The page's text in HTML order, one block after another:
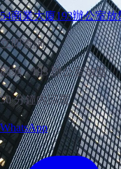
54商業大廈193辦公室放
立即查詢
觀塘 · 193 辦公室放盤
30 分鐘內回覆
WhatsApp